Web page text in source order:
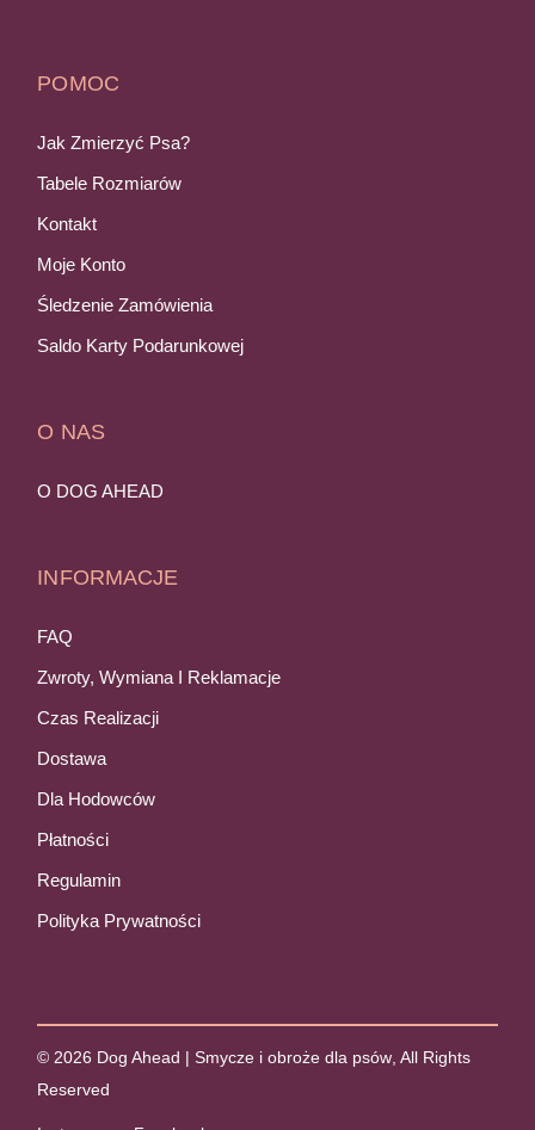
POMOC
Jak Zmierzyć Psa?
Tabele Rozmiarów
Kontakt
Moje Konto
Śledzenie Zamówienia
Saldo Karty Podarunkowej
O NAS
O DOG AHEAD
INFORMACJE
FAQ
Zwroty, Wymiana I Reklamacje
Czas Realizacji
Dostawa
Dla Hodowców
Płatności
Regulamin
Polityka Prywatności
© 2026 Dog Ahead | Smycze i obroże dla psów , All Rights
Reserved